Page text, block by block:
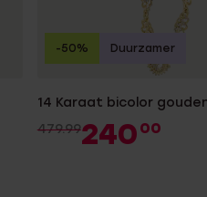
14 Karaat bicolor
479.99240 00
-50% Duurzamer